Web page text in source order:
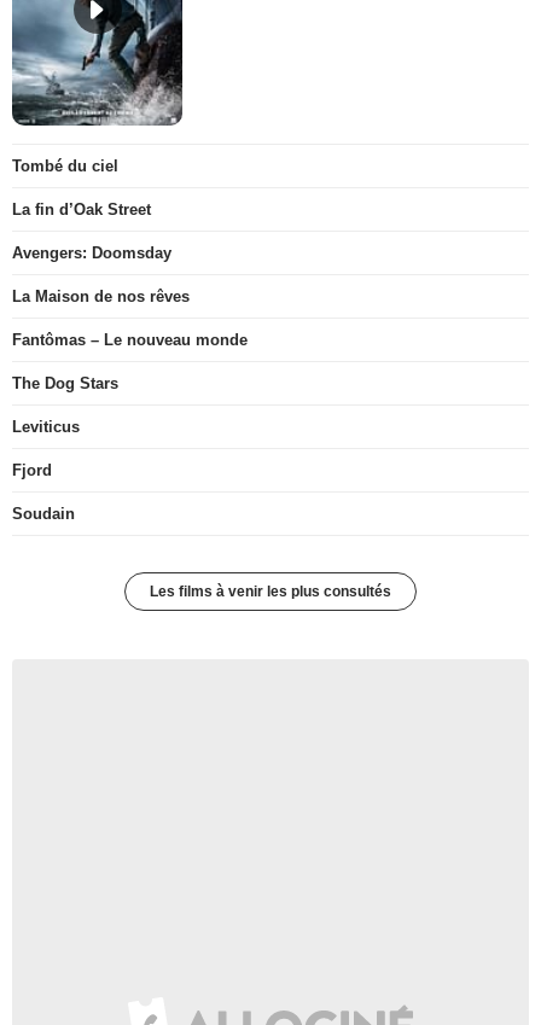
Tombé du ciel
La fin d’Oak Street
Avengers: Doomsday
La Maison de nos rêves
Fantômas – Le nouveau monde
The Dog Stars
Leviticus
Fjord
Soudain
Les films à venir les plus consultés